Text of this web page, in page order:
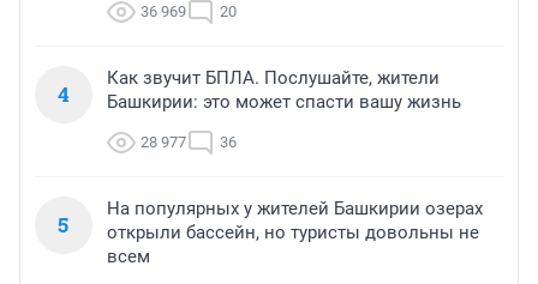
36 969 20
4
Как звучит БПЛА. Послушайте, жители
Башкирии: это может спасти вашу жизнь
28 977 36
5
На популярных у жителей Башкирии озерах
открыли бассейн, но туристы довольны не
всем